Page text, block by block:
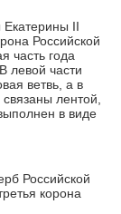
II
Российской
часть года
левой части
ветвь, а в
лентой,
в виде
Российской
корона